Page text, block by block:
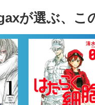
が選ぶ、